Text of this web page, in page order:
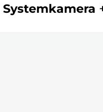
Systemkamera